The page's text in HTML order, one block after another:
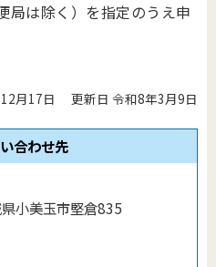
局は除く）を指定のうえ申
月17日 更新日 令和8年3月9日
合わせ先
小美玉市堅倉835